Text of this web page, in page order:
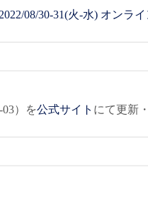
08/30-31(火-水) オンラ
）を公式サイト にて更新